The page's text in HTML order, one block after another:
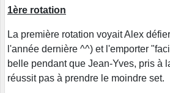
1ère rotation
La première rotation voyait Alex
l'année dernière ^^) et l'emporter
belle pendant que Jean-Yves, pris à
réussit pas à prendre le moindre set.